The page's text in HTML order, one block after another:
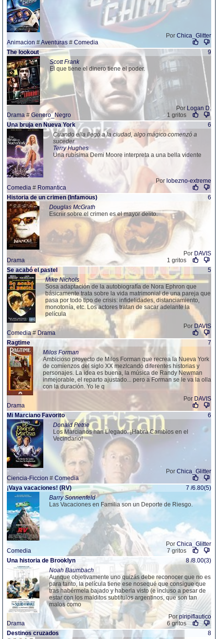
Por Chica_Glitter
Animacion #Aventuras # Comedia
The lookout
9
Scott Frank
El que tiene el dinero tiene el poder.
Por Logan D.
Drama#Genero_Negro
1 gritos
Una bruja en Nueva York
6
Cuando ella llegó a la ciudad, algo mágico comenzó a
suceder
Terry Hughes
Una rubísima Demi Moore interpreta a una bella vidente
Por lobezno-extreme
Comedia # Romantica
Historia de un crimen (Infamous)
6
Douglas McGrath
Escriir sobre el crimen es el mayor delito.
Por DAVIS
Drama
1 gritos
Se acabó el pastel
5
Mike Nichols
Sosa adaptación de la autobiografía de Nora Ephron que
básicamente trata sobre la vida matrimonial de una pareja que
pasa por todo tipo de crisis: infidelidades, distanciamiento,
monotonía, etc. Los actores tratan de sacar adelante la
película
Por DAVIS
Comedia# Drama
Ragtime
7
Milos Forman
Ambicioso proyecto de Milos Forman que recrea la Nueva York
de comienzos del siglo XX mezlcando diferentes historias y
personajes. La idea es buena, la música de Randy Newman
inmejorable, el reparto ajustado... pero a Forman se le va la olla
con la duración. Yo le q
Por DAVIS
Drama
Mi Marciano Favorito
6
Donald Petrie
Los Marcianos han Llegado. ¡Habrá Cambios en el
Vecindario!
Por Chica_Glitter
Ciencia-Ficcion # Comedia
¡Vaya vacaciones! (RV)
7 /6.80(5)
Barry Sonnenfeld
Las Vacaciones en Familia son un Deporte de Riesgo.
Por Chica_Glitter
Comedia
7 gritos
Una historia de Brooklyn
8 /8.00(3)
Noah Baumbach
Aunque objetivamente uno quizás debe reconocer que no es
para tanto, la película tiene ese nosequé que consigue que
tras habérmela bajado y haberla visto (e incluso a pesar de
estar con los malditos subtítulos argentinos, que son tan
malos como
Porpiripiflautico
Drama
6 gritos
Destinos cruzados
8